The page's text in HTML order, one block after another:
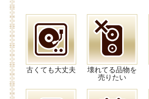
古くても大丈夫
壊れてる品物を
売りたい